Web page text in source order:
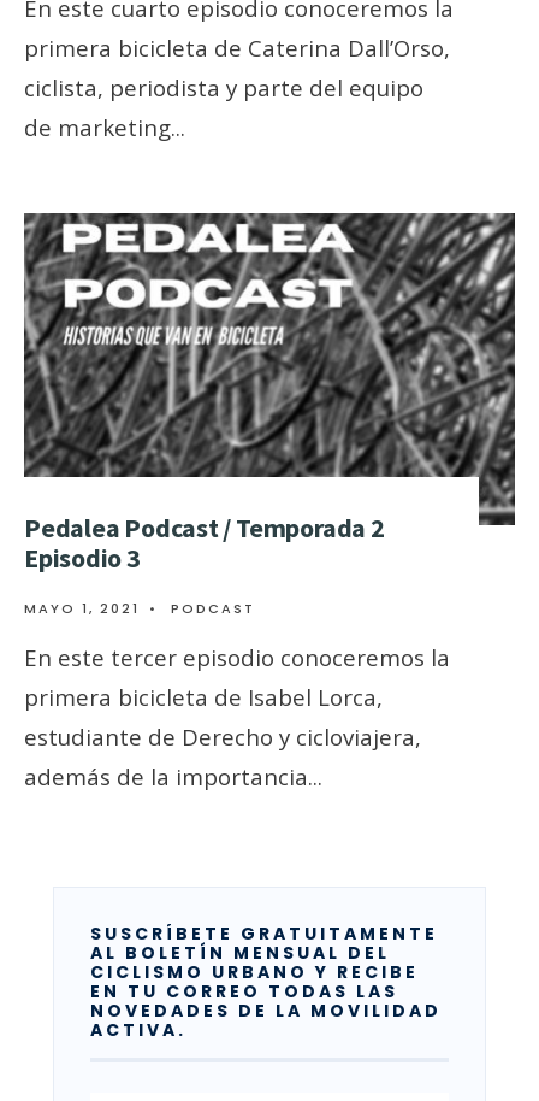
En este cuarto episodio conoceremos la
primera bicicleta de Caterina Dall’Orso,
ciclista, periodista y parte del equipo
de marketing...
Pedalea Podcast / Temporada 2
Episodio 3
MAYO 1, 2021 • PODCAST
En este tercer episodio conoceremos la
primera bicicleta de Isabel Lorca,
estudiante de Derecho y cicloviajera,
además de la importancia...
SUSCRÍBETE GRATUITAMENTE
AL BOLETÍN MENSUAL DEL
CICLISMO URBANO Y RECIBE
EN TU CORREO TODAS LAS
NOVEDADES DE LA MOVILIDAD
ACTIVA.